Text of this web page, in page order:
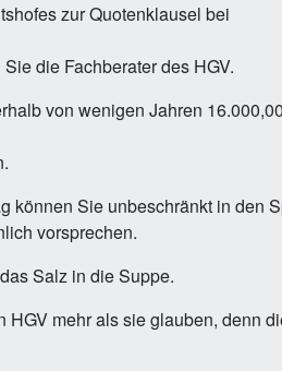
zur Quotenklausel bei
die Fachberater des HGV.
von wenigen Jahren
können Sie unbeschränkt in den
vorsprechen.
Salz in die Suppe.
mehr als sie glauben, denn